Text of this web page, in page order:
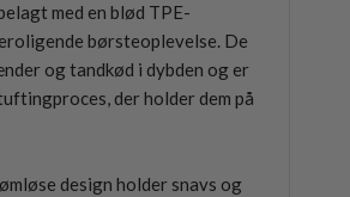
med en blød TPE-
børsteoplevelse. De
og tandkød i dybden og er
der holder dem på
design holder snavs og